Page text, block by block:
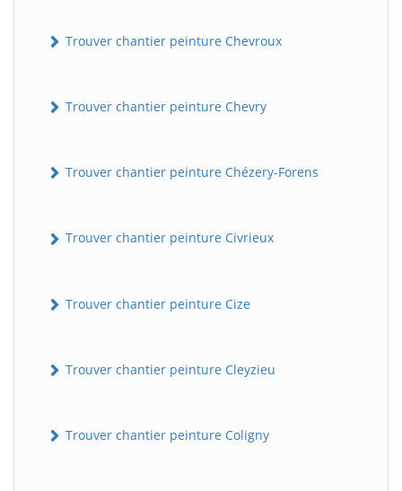
Trouver chantier peinture Chevroux
Trouver chantier peinture Chevry
Trouver chantier peinture Chézery-Forens
Trouver chantier peinture Civrieux
Trouver chantier peinture Cize
Trouver chantier peinture Cleyzieu
Trouver chantier peinture Coligny